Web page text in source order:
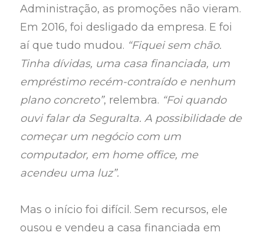
Administração, as promoções não vieram.
Em 2016, foi desligado da empresa. E foi
aí que tudo mudou. “Fiquei sem chão.
Tinha dívidas, uma casa financiada, um
empréstimo recém-contraído e nenhum
plano concreto”, relembra. “Foi quando
ouvi falar da Seguralta. A possibilidade de
começar um negócio com um
computador, em home office, me
acendeu uma luz”.
Mas o início foi difícil. Sem recursos, ele
ousou e vendeu a casa financiada em